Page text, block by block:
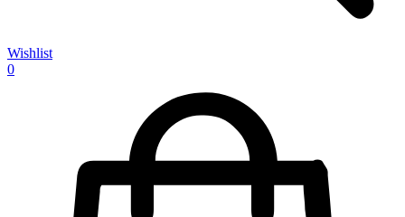
Wishlist
0